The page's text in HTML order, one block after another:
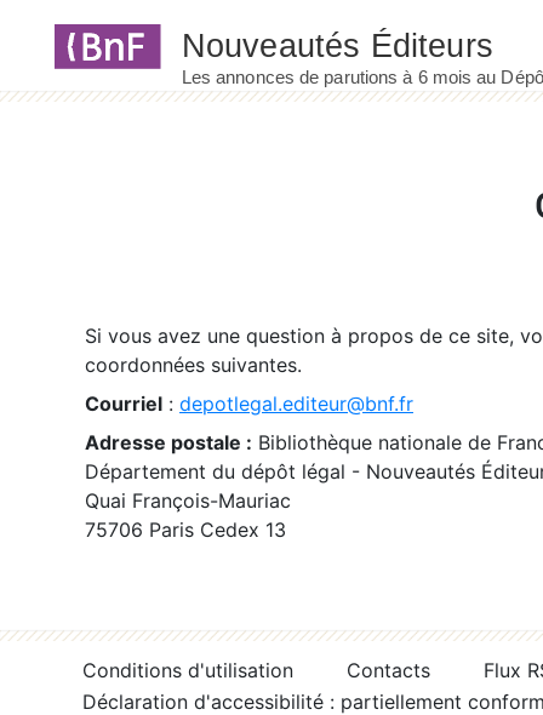
Si vous avez une question à propos de ce site,
coordonnées suivantes.
Courriel : depotlegal.editeur@bnf.fr
Adresse postale : Bibliothèque nationale de
Département du dépôt légal - Nouveautés
Quai François-Mauriac
75706 Paris Cedex 13
Conditions d'utilisation Contacts
Flux
Déclaration d'accessibilité : partiellement